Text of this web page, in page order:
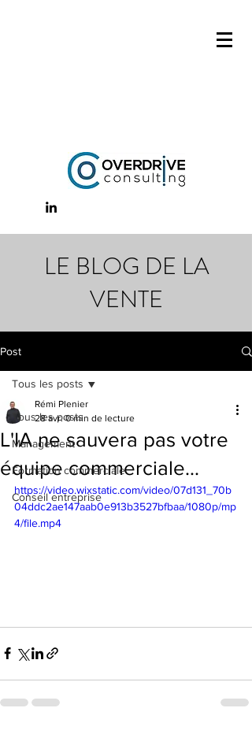
LE BLOG DE LA
VENTE
Post
Tous les posts
Management
Formation commerciale
Conseil entreprise
Tous les posts
L'IA ne sauvera pas votre
équipe commerciale...
Rémi Plenier
28 avr. 0 min de lecture
https://video.wixstatic.com/video/07d131_70b
04ddc2ae147aab0e913b3527bfbaa/1080p/mp
4/file.mp4